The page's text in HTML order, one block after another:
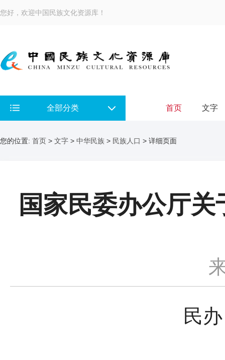
您好，欢迎中国民族文化资源库！
全部分类 首页 文字
您的位置: 首页 > 文字 > 中华民族 > 民族人口 > 详细页面
国家民委办公厅
民